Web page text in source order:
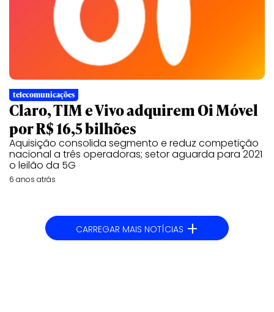
telecomunicações
Claro, TIM e Vivo adquirem Oi Móvel
por R$ 16,5 bilhões
Aquisição consolida segmento e reduz competição
nacional a três operadoras; setor aguarda para 2021
o leilão da 5G
6 anos atrás
CARREGAR MAIS NOTÍCIAS +